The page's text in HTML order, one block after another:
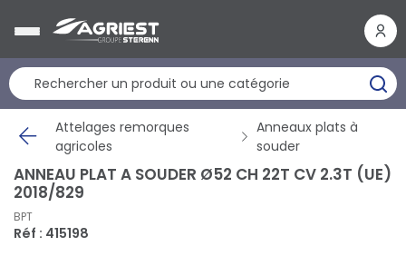
Attelages remorques
agricoles
Anneaux plats à
souder
ANNEAU PLAT A SOUDER Ø52 CH 22T CV 2.3T (UE)
2018/829
BPT
Réf : 415198